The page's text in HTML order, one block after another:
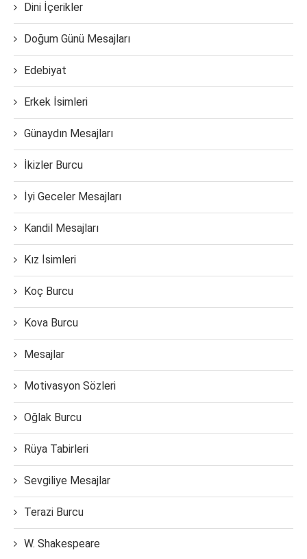
Dini İçerikler
Doğum Günü Mesajları
Edebiyat
Erkek İsimleri
Günaydın Mesajları
İkizler Burcu
İyi Geceler Mesajları
Kandil Mesajları
Kız İsimleri
Koç Burcu
Kova Burcu
Mesajlar
Motivasyon Sözleri
Oğlak Burcu
Rüya Tabirleri
Sevgiliye Mesajlar
Terazi Burcu
W. Shakespeare